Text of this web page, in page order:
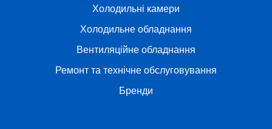
Холодильні камери
Холодильне обладнання
Вентиляційне обладнання
Ремонт та технічне обслуговування
Бренди